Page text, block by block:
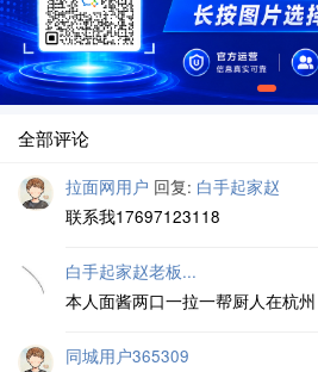
全部评论
拉面网用户 回复: 白手起家赵
联系我17697123118
白手起家赵老板...
本人面酱两口一拉一帮厨人在杭
同城用户365309